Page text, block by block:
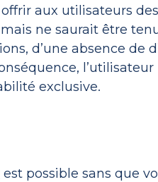
aux utilisateurs
ne saurait être
d’une absence de
exclusive.
est possible sans que